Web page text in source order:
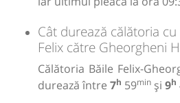
Cât durează călătoria
Felix către Gheorgheni
Călătoria Băile Felix-
durează între 7h 59min și 9h